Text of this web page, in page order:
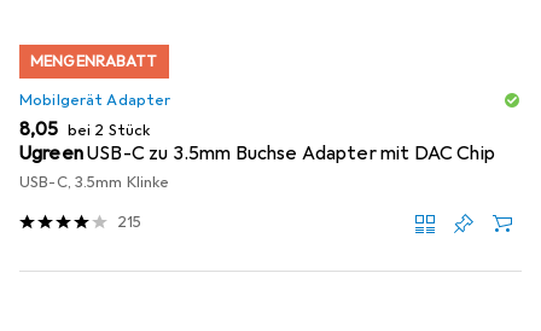
MENGENRABATT
Mobilgerät Adapter
EUR
8,05 bei 2 Stück
UgreenUSB-C zu 3.5mm Buchse Adapter mit DAC Chip
USB-C, 3.5mm Klinke
215